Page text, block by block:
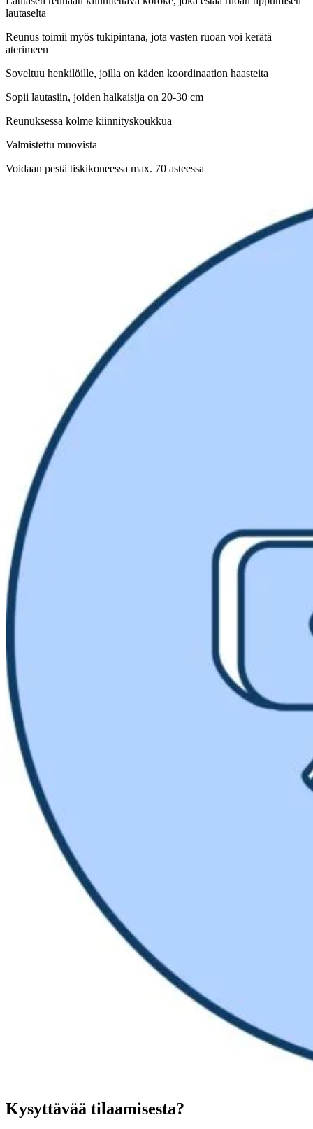
lautaselta
Reunus toimii myös tukipintana, jota vasten ruoan voi kerätä
aterimeen
Soveltuu henkilöille, joilla on käden koordinaation haasteita
Sopii lautasiin, joiden halkaisija on 20-30 cm
Reunuksessa kolme kiinnityskoukkua
Valmistettu muovista
Voidaan pestä tiskikoneessa max. 70 asteessa
Kysyttävää tilaamisesta?